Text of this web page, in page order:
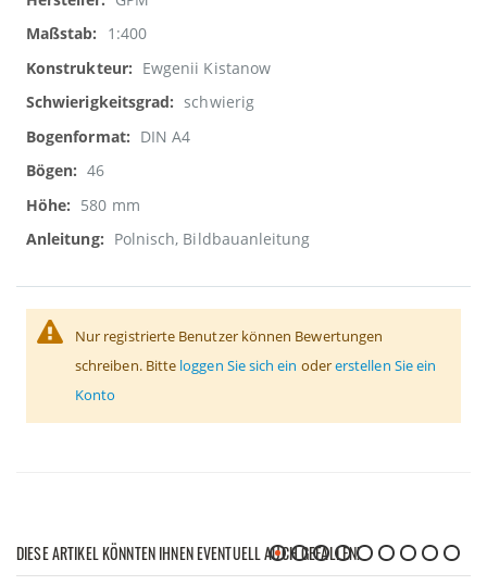
1:400
Ewgenii Kistanow
schwierig
DIN A4
46
580 mm
Polnisch, Bildbauanleitung
Nur registrierte Benutzer können Bewertungen
schreiben. Bitte loggen Sie sich ein odererstellen Sie ein
Konto
DIESE ARTIKEL KÖNNTEN IHNEN EVENTUELL AUCH GEFALLEN!